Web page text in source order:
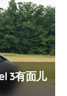
3有面儿